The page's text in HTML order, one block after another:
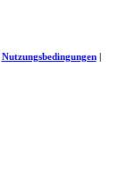
Nutzungsbedingungen|